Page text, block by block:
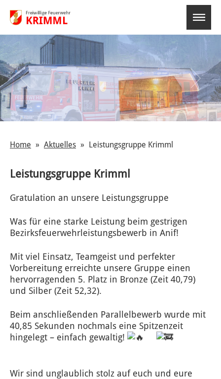
Home Aktuelles Leistungsgruppe Krimml
Leistungsgruppe Krimml
Gratulation an unsere Leistungsgruppe
Was für eine starke Leistung beim gestrigen
Bezirksfeuerwehrleistungsbewerb in Anif!
Mit viel Einsatz, Teamgeist und perfekter
Vorbereitung erreichte unsere Gruppe einen
hervorragenden 5. Platz in Bronze (Zeit 40,79)
und Silber (Zeit 52,32).
Beim anschließenden Parallelbewerb wurde mit
40,85 Sekunden nochmals eine Spitzenzeit
hingelegt – einfach gewaltig!
Wir sind unglaublich stolz auf euch und eure